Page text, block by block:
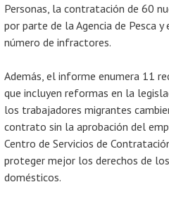
Personas, la contratación de 60
por parte de la Agencia de Pesca
número de infractores.
Además, el informe enumera 11
que incluyen reformas en la
los trabajadores migrantes
contrato sin la aprobación del
Centro de Servicios de
proteger mejor los derechos de
domésticos.